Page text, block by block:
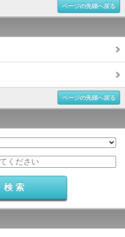
ページの先頭へ戻る
ページの先頭へ戻る